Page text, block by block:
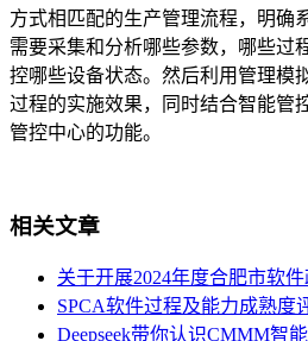
方式相匹配的生产管理流程，明确
需要采集和分析哪些参数，哪些过
控哪些设备状态。然后利用管理模
过程的实施效果，同时结合智能管
管控中心的功能。
相关文章
关于开展2024年度合肥市软
SPCA软件过程及能力成熟度
Deepseek带你认识CMMM智